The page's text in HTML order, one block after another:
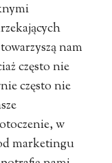
nam
często nie
często nie
w
marketingu